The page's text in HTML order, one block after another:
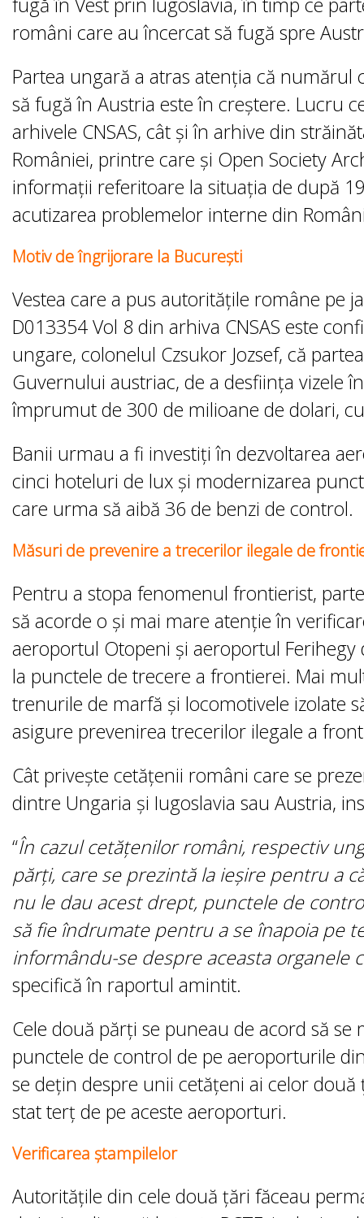
fugă în Vest prin Iugoslavia, în timp ce
români care au încercat să fugă spre
Partea ungară a atras atenția că
să fugă în Austria este în creștere. Lucru
arhivele CNSAS, cât şi în arhive din
României, printre care şi Open Society
informaţii referitoare la situaţia de după
acutizarea problemelor interne din
Motiv de îngrijorare la Bucureşti
Vestea care a pus autoritățile române pe
D013354 Vol 8 din arhiva CNSAS este
ungare, colonelul Czsukor Jozsef, că
Guvernului austriac, de a desființa vizele
împrumut de 300 de milioane de dolari,
Banii urmau a fi investiți în dezvoltarea
cinci hoteluri de lux și modernizarea
care urma să aibă 36 de benzi de control.
Măsuri de prevenire a trecerilor ilegale de
Pentru a stopa fenomenul frontierist,
să acorde o și mai mare atenție în
aeroportul Otopeni și aeroportul
la punctele de trecere a frontierei. Mai
trenurile de marfă și locomotivele izolate
asigure prevenirea trecerilor ilegale a
Cât privește cetățenii români care se
dintre Ungaria și Iugoslavia sau Austria,
“În cazul cetățenilor români, respectiv
părți, care se prezintă la ieșire pentru a
nu le dau acest drept, punctele de
să fie îndrumate pentru a se înapoia pe
informându-se despre aceasta organele
specifică în raportul amintit.
Cele două părți se puneau de acord să
punctele de control de pe aeroporturile
se dețin despre unii cetățeni ai celor
stat terț de pe aceste aeroporturi.
Verificarea ştampilelor
Autoritățile din cele două țări făceau